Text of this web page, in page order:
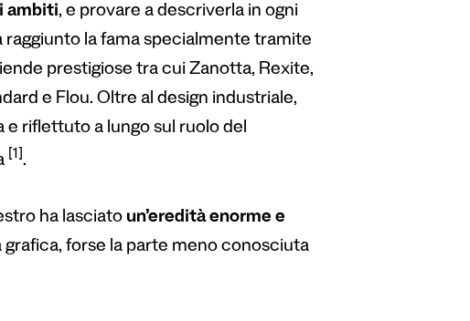
ambiti, e provare a descriverla in ogni
la fama specialmente tramite
prestigiose tra cui Zanotta, Rexite,
e Flou. Oltre al design industriale,
e riflettuto a lungo sul ruolo del
[1].
ha lasciato un’eredità enorme e
forse la parte meno conosciuta